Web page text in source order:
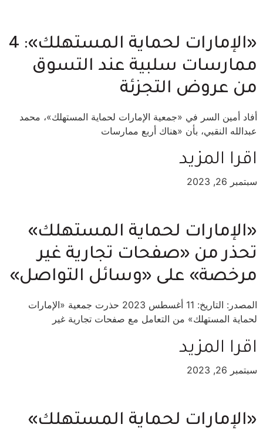
«الإمارات لحماية المستهلك»: 4
ممارسات سلبية عند التسوق
من عروض التجزئة
أفاد أمين السر في «جمعية الإمارات لحماية المستهلك»، محمد
عبدالله النقبي، بأن «هناك أربع ممارسات
اقرا المزيد
سبتمبر 26, 2023
«الإمارات لحماية المستهلك»
تحذر من «صفحات تجارية غير
مرخصة» على «وسائل التواصل»
المصدر: التاريخ: 11 أغسطس 2023 حذرت جمعية «الإمارات
لحماية المستهلك» من التعامل مع صفحات تجارية غير
اقرا المزيد
سبتمبر 26, 2023
«الإمارات لحماية المستهلك»